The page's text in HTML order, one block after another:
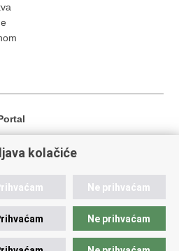
kolačiće
Ne prihvaćam
Ne prihvaćam